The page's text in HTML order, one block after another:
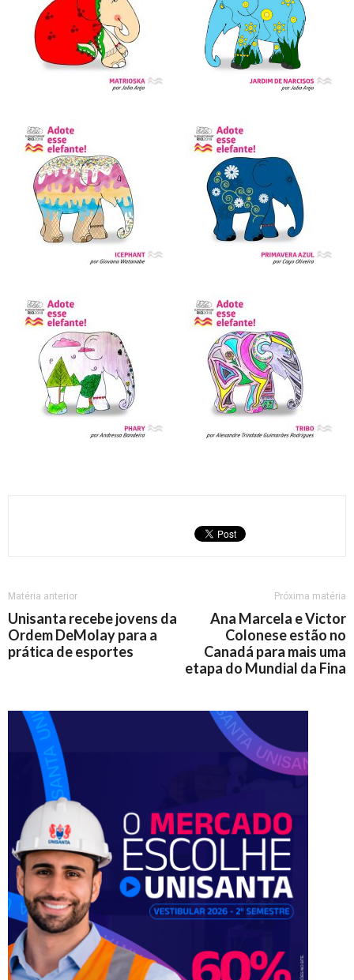
Matéria anterior
Unisanta recebe jovens da
Ordem DeMolay para a
prática de esportes
Próxima matéria
Ana Marcela e Victor
Colonese estão no
Canadá para mais uma
etapa do Mundial da Fina